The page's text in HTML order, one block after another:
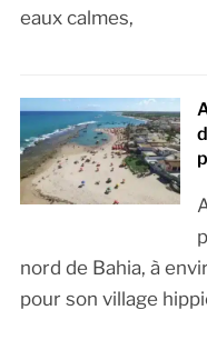
eaux calmes,
nord de Bahia, à
pour son village